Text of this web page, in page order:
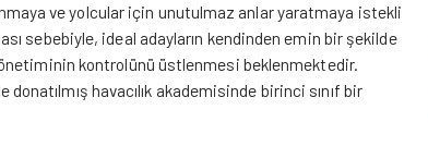
ve yolcular için unutulmaz anlar yaratmaya istekli
sebebiyle, ideal adayların kendinden emin bir şekilde
kontrolünü üstlenmesi beklenmektedir.
havacılık akademisinde birinci sınıf bir